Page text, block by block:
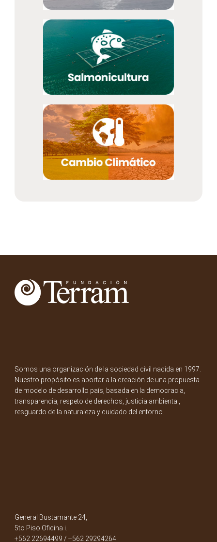
Somos una organización de la sociedad civil nacida en 1997.
Nuestro propósito es aportar a la creación de una propuesta
de modelo de desarrollo país, basada en la democracia,
transparencia, respeto de derechos, justicia ambiental,
resguardo de la naturaleza y cuidado del entorno.
General Bustamante 24,
5to Piso Oficina i.
+562 22694499 / +562 29294264